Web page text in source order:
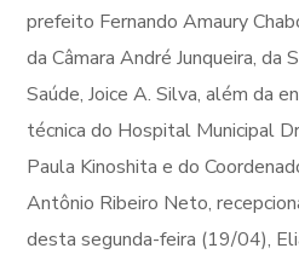
prefeito Fernando Amaury
da Câmara André Junqueira, da
Saúde, Joice A. Silva, além da
técnica do Hospital Municipal
Paula Kinoshita e do
Antônio Ribeiro Neto,
desta segunda-feira (19/04),